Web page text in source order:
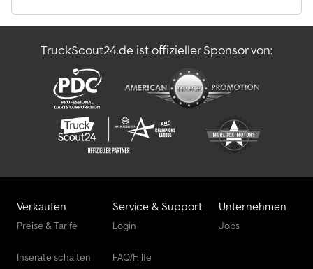
TruckScout24.de ist offizieller Sponsor von:
Verkaufen
Preise & Tarife
Inserate schalten
Service & Support
Login
FAQ/Hilfe
Unternehmen
Jobs